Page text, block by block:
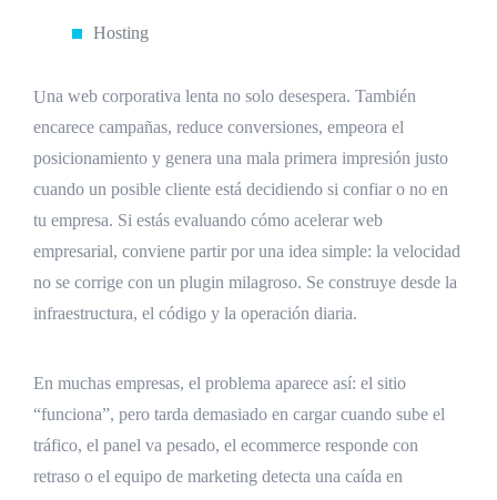
Hosting
Una web corporativa lenta no solo desespera. También
encarece campañas, reduce conversiones, empeora el
posicionamiento y genera una mala primera impresión justo
cuando un posible cliente está decidiendo si confiar o no en
tu empresa. Si estás evaluando cómo acelerar web
empresarial, conviene partir por una idea simple: la velocidad
no se corrige con un plugin milagroso. Se construye desde la
infraestructura, el código y la operación diaria.
En muchas empresas, el problema aparece así: el sitio
“funciona”, pero tarda demasiado en cargar cuando sube el
tráfico, el panel va pesado, el ecommerce responde con
retraso o el equipo de marketing detecta una caída en